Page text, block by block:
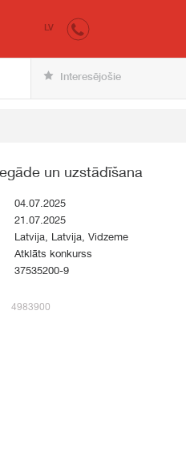
iepirkumi.lv
LV
Interesējošie
un uzstādīšana
04.07.2025
21.07.2025
Latvija, Latvija, Vidzeme
Atklāts konkurss
37535200-9
4983900